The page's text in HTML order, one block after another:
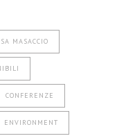
MASACCIO
CONFERENZE
ENVIRONMENT